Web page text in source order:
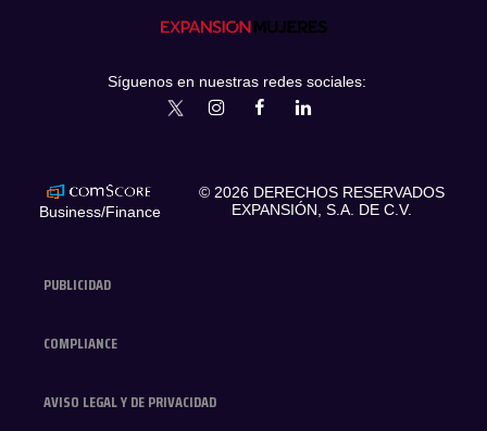
PUBLICIDAD
COMPLIANCE
AVISO LEGAL Y DE PRIVACIDAD
Síguenos en nuestras redes sociales:
expansionmxExpansionMex
Business/Finance
© 2026 DERECHOS RESERVADOS
EXPANSIÓN, S.A. DE C.V.